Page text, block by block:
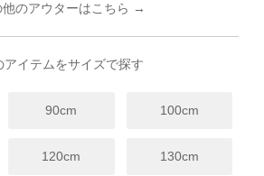
他のアウターはこちら →
アイテムをサイズで探す
90cm 100cm
120cm 130cm